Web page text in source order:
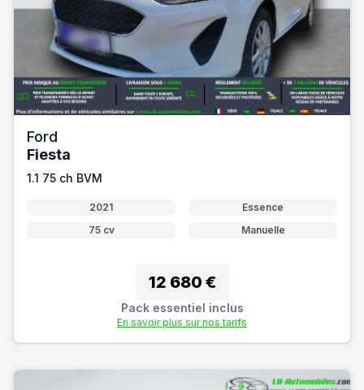
Ford
Fiesta
1.1 75 ch BVM
2021
Essence
75 cv
Manuelle
12 680 €
Pack essentiel inclus
En savoir plus sur nos tarifs